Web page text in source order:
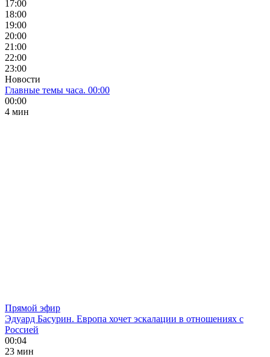
17:00
18:00
19:00
20:00
21:00
22:00
23:00
Новости
Главные темы часа. 00:00
00:00
4 мин
Прямой эфир
Эдуард Басурин. Европа хочет эскалации в отношениях с
Россией
00:04
23 мин